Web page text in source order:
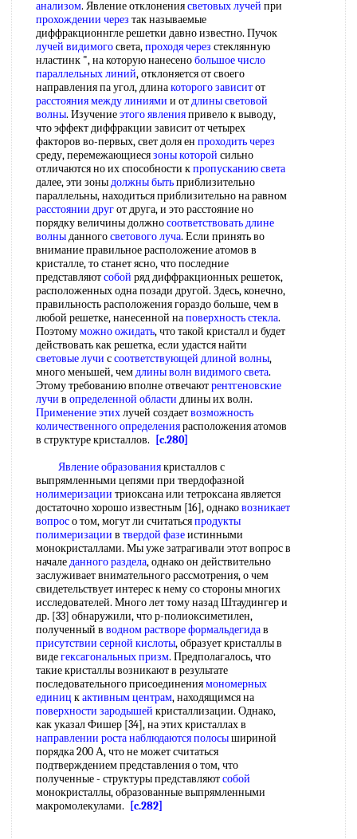
анализом. Явление отклонениясветовых лучей при
прохождении через так называемые
диффракционнгле решетки давно известно. Пучок
лучей видимогосвета,проходя через стеклянную
нластинк ", на которую нанесенобольшое число
параллельных линий, отклоняется от своего
направления па угол, длинакоторого зависитот
расстояния между линиями и отдлины световой
волны. Изучениеэтого явленияпривело к выводу,
что эффект диффракции зависит от четырех
факторов во-первых, свет доля ен проходить через
среду, перемежающиесязоны которой сильно
отличаются но их способности кпропусканию света
далее, эти зоныдолжны бытьприблизительно
параллельны, находиться приблизительно на равном
расстоянии другот друга, и это расстояние но
порядку величины должносоответствовать длине
волныданногосветового луча. Если принять во
внимание правильное расположение атомов в
кристалле, то станет ясно, что последние
представляютсобой ряд диффракционных решеток,
расположенных одна позади другой. Здесь, конечно,
правильность расположения гораздо больше, чем в
любой решетке, нанесенной наповерхность стекла.
Поэтомуможно ожидать, что такой кристалл и будет
действовать как решетка, если удастся найти
световые лучи ссоответствующей длиной волны,
много меньшей, чемдлины волн видимого света.
Этому требованию вполне отвечаютрентгеновские
лучи в определенной области длины их волн.
Применение этихлучей создаетвозможность
количественного определениярасположения атомов
в структуре кристаллов.
[c.280]
Явление образованиякристаллов с
выпрямленными цепями при твердофазной
нолимеризации триоксана или тетроксана является
достаточно хорошо известным [16], однаковозникает
вопросо том, могут ли считатьсяпродукты
полимеризации в твердой фазеистинными
монокристаллами. Мы уже затрагивали этот вопрос в
началеданного раздела, однако он действительно
заслуживает внимательного рассмотрения, о чем
свидетельствует интерес к нему со стороны многих
исследователей. Много лет тому назад Штаудингер и
др. [33] обнаружили, что р-полиоксиметилен,
полученный в водном растворе формальдегидав
присутствии серной кислоты, образует кристаллы в
видегексагональных призм. Предполагалось, что
такие кристаллы возникают в результате
последовательного присоединениямономерных
единиц кактивным центрам, находящимся на
поверхности зародышей кристаллизации. Однако,
как указал Фишер [34], на этих кристаллах в
направлении ростанаблюдаются полосышириной
порядка 200 А, что не может считаться
подтверждением представления о том, что
полученные - структуры представляютсобой
монокристаллы, образованные выпрямленными
макромолекулами.
[c.282]